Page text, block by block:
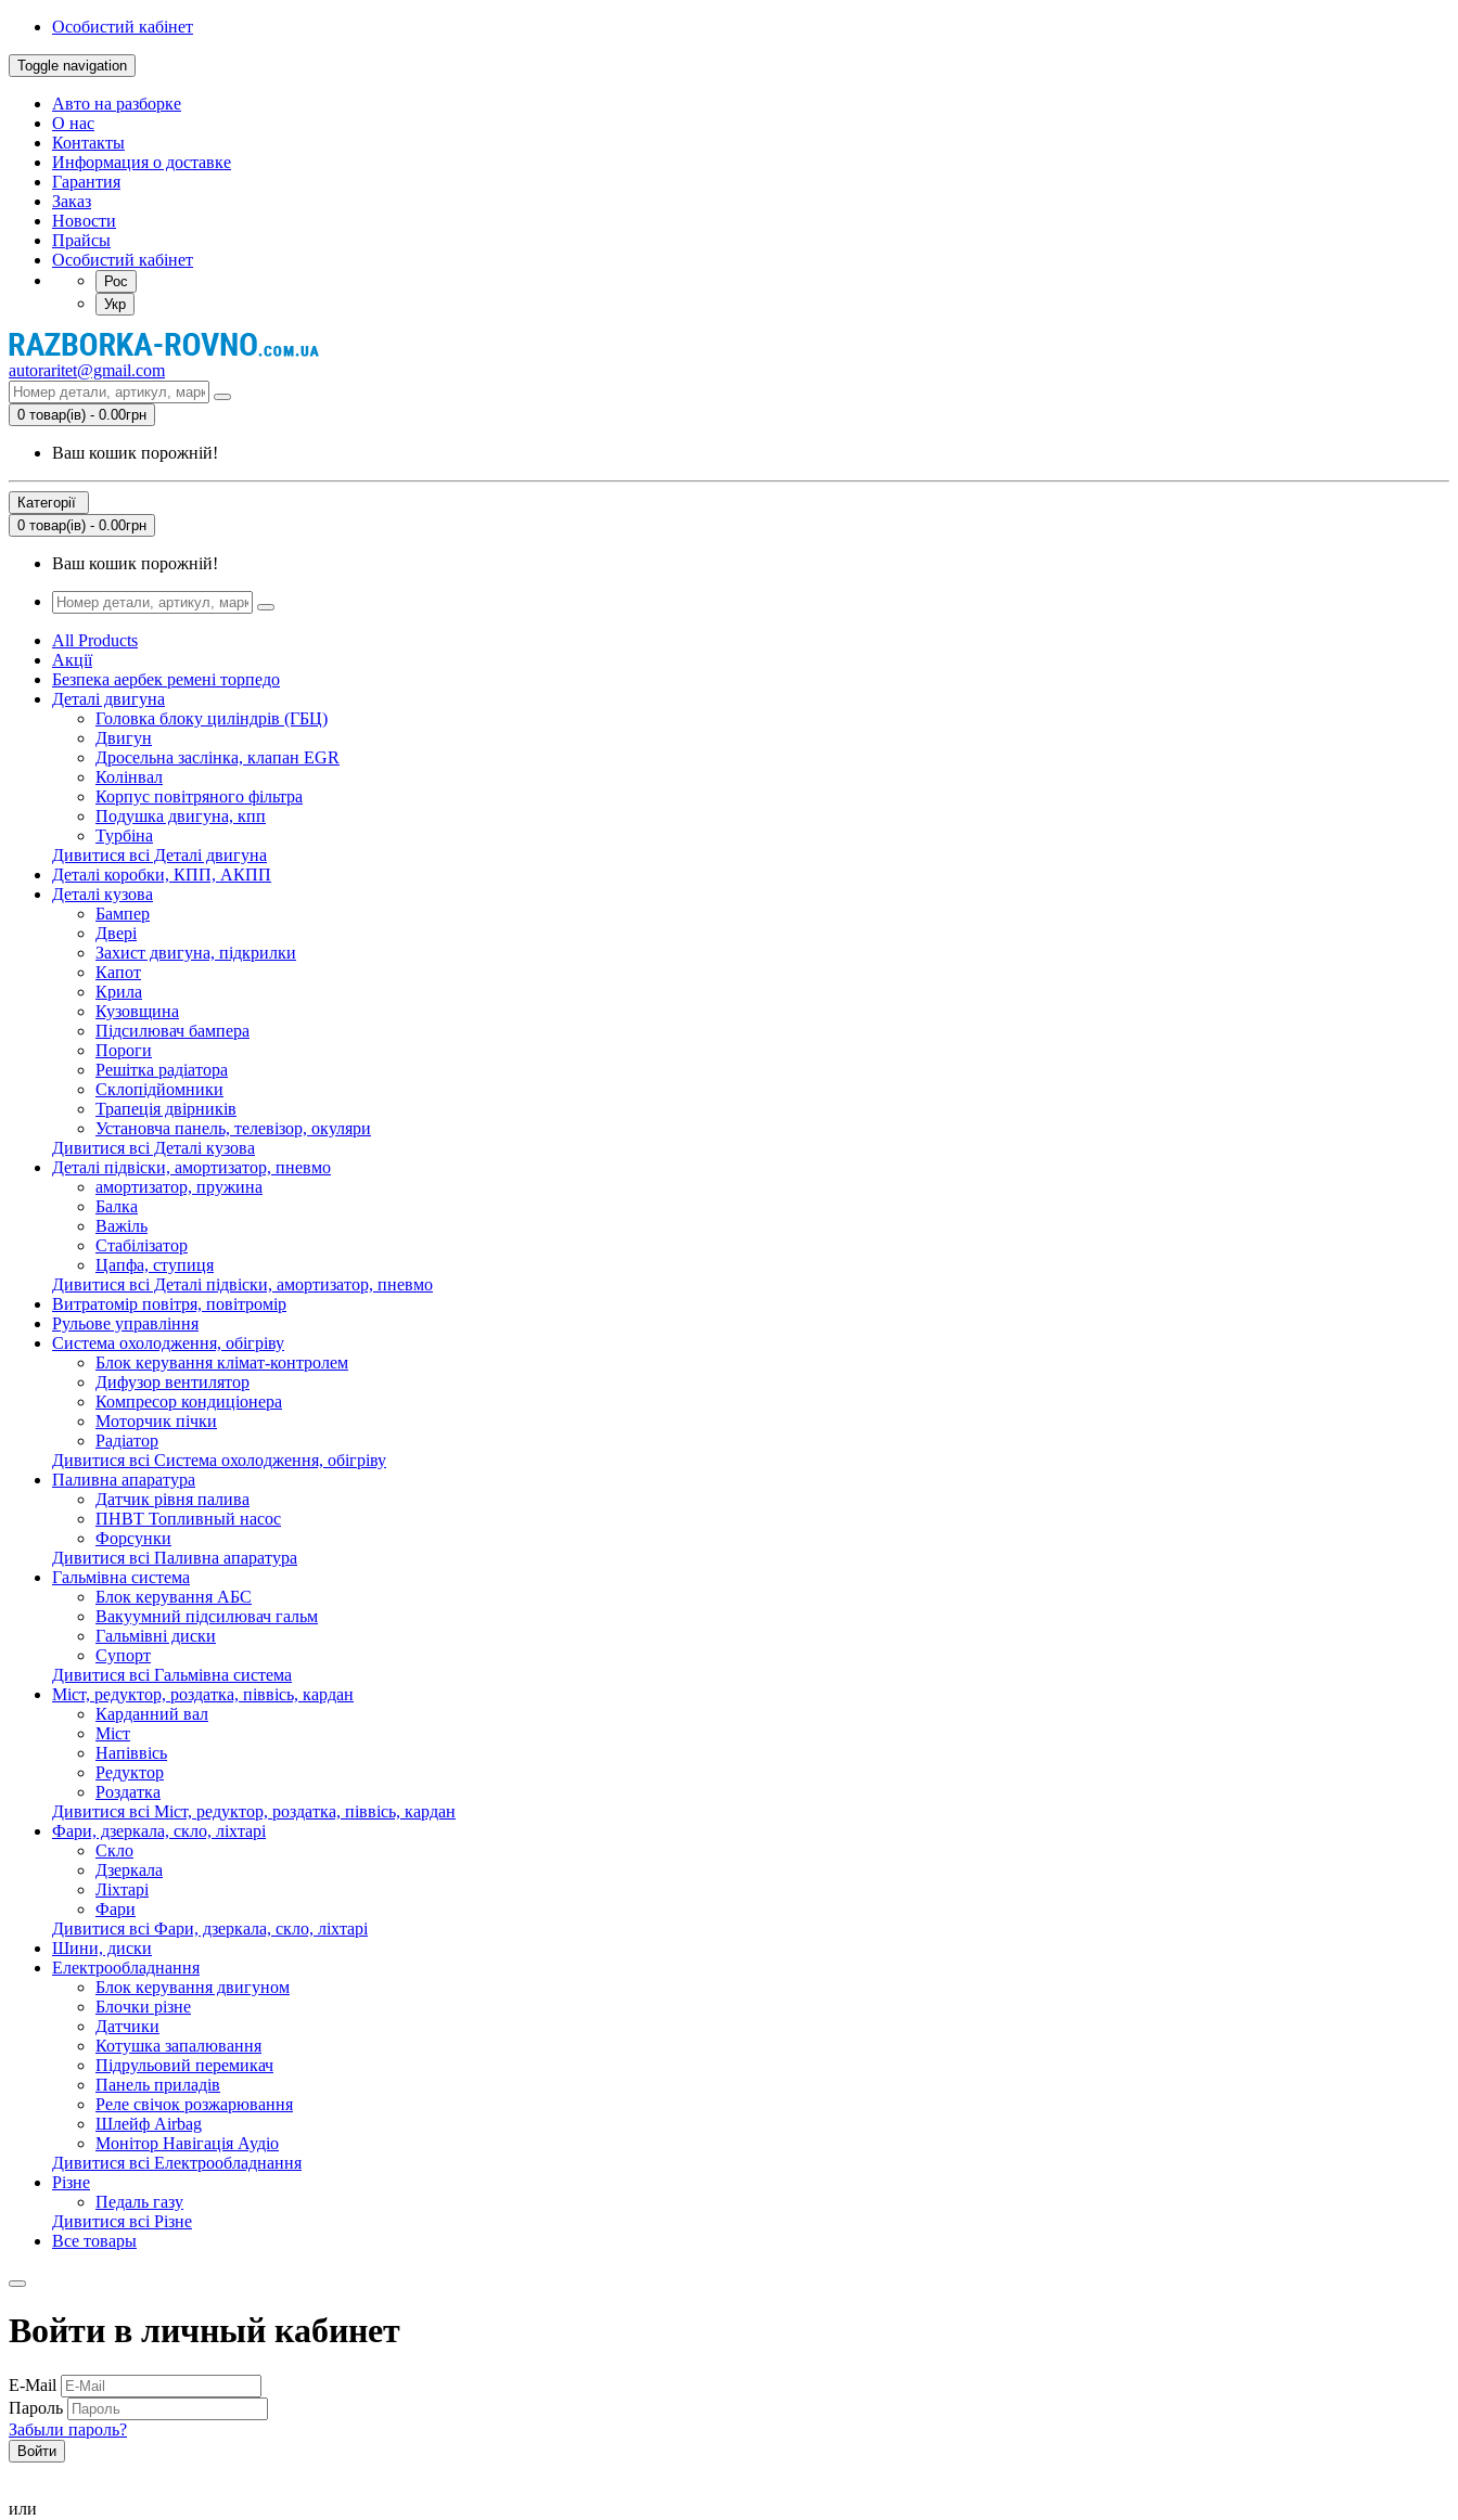
Особистий кабінет
Toggle navigation
Авто на разборке
О нас
Контакты
Информация о доставке
Гарантия
Заказ
Новости
Прайсы
Особистий кабінет
Рос
Укр
autoraritet@gmail.com
0 товар(ів) - 0.00грн
Ваш кошик порожній!
Категорії
0 товар(ів) - 0.00грн
Ваш кошик порожній!
All Products
Акції
Безпека аербек ремені торпедо
Деталі двигуна
Головка блоку циліндрів (ГБЦ)
Двигун
Дросельна заслінка, клапан EGR
Колінвал
Корпус повітряного фільтра
Подушка двигуна, кпп
Турбіна
Дивитися всі Деталі двигуна
Деталі коробки, КПП, АКПП
Деталі кузова
Бампер
Двері
Захист двигуна, підкрилки
Капот
Крила
Кузовщина
Підсилювач бампера
Пороги
Решітка радіатора
Склопідйомники
Трапеція двірників
Установча панель, телевізор, окуляри
Дивитися всі Деталі кузова
Деталі підвіски, амортизатор, пневмо
амортизатор, пружина
Балка
Важіль
Стабілізатор
Цапфа, ступиця
Дивитися всі Деталі підвіски, амортизатор, пневмо
Витратомір повітря, повітромір
Рульове управління
Система охолодження, обігріву
Блок керування клімат-контролем
Дифузор вентилятор
Компресор кондиціонера
Моторчик пічки
Радіатор
Дивитися всі Система охолодження, обігріву
Паливна апаратура
Датчик рівня палива
ПНВТ Топливный насос
Форсунки
Дивитися всі Паливна апаратура
Гальмівна система
Блок керування АБС
Вакуумний підсилювач гальм
Гальмівні диски
Супорт
Дивитися всі Гальмівна система
Міст, редуктор, роздатка, піввісь, кардан
Карданний вал
Міст
Напіввісь
Редуктор
Роздатка
Дивитися всі Міст, редуктор, роздатка, піввісь, кардан
Фари, дзеркала, скло, ліхтарі
Cкло
Дзеркала
Ліхтарі
Фари
Дивитися всі Фари, дзеркала, скло, ліхтарі
Шини, диски
Електрообладнання
Блок керування двигуном
Блочки різне
Датчики
Котушка запалювання
Підрульовий перемикач
Панель приладів
Реле свічок розжарювання
Шлейф Airbag
Монітор Навігація Аудіо
Дивитися всі Електрообладнання
Різне
Педаль газу
Дивитися всі Різне
Все товары
Войти в личный кабинет
E-Mail
Пароль
Забыли пароль?
или